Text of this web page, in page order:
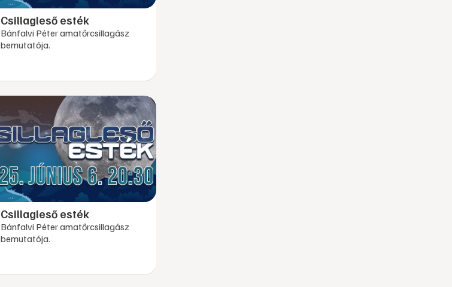
Csillagleső esték
Bánfalvi Péter amatőrcsillagász
bemutatója.
Csillagleső esték
Bánfalvi Péter amatőrcsillagász
bemutatója.